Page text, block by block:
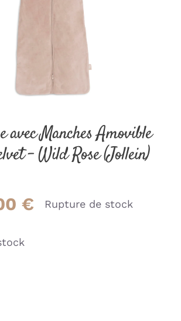
avec Manches Amovible
– Wild Rose (Jollein)
€ Rupture de stock